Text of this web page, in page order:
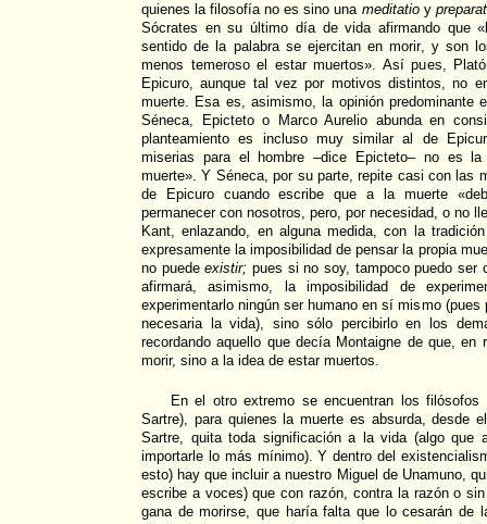
quienes la filosofía no es sino una meditatio y
Sócrates en su último día de vida afirmando que
sentido de la palabra se ejercitan en morir, y son
menos temeroso el estar muertos». Así pues,
Epicuro, aunque tal vez por motivos distintos, no
muerte. Esa es, asimismo, la opinión predominante
Séneca, Epicteto o Marco Aurelio abunda en
planteamiento es incluso muy similar al de
miserias para el hombre –dice Epicteto– no es
muerte». Y Séneca, por su parte, repite casi con las
de Epicuro cuando escribe que a la muerte
permanecer con nosotros, pero, por necesidad, o no
Kant, enlazando, en alguna medida, con la
expresamente la imposibilidad de pensar la propia
no puedeexistir; pues si no soy, tampoco puedo ser
afirmará, asimismo, la imposibilidad de
experimentarlo ningún ser humano en sí mismo (pues
necesaria la vida), sino sólo percibirlo en los
recordando aquello que decía Montaigne de que, en
morir, sino a la idea de estar muertos.
En el otro extremo se encuentran los filósofos
Sartre), para quienes la muerte es absurda, desde
Sartre, quita toda significación a la vida (algo que
importarle lo más mínimo). Y dentro del
esto) hay que incluir a nuestro Miguel de Unamuno,
escribe a voces) que con razón, contra la razón o
gana de morirse, que haría falta que lo cesarán de